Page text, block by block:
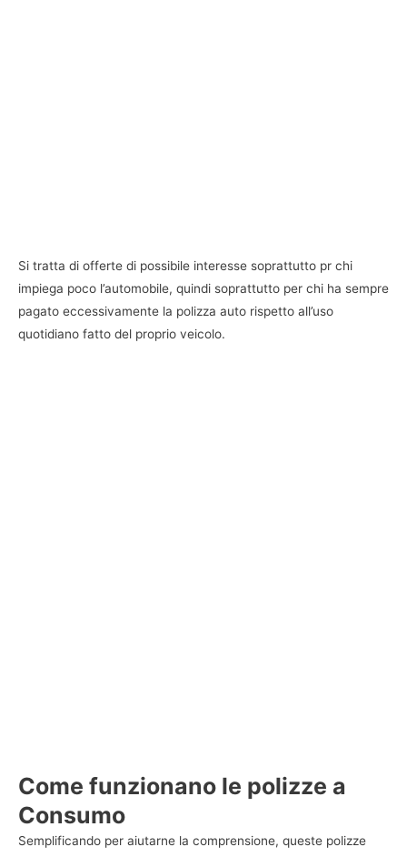
Si tratta di offerte di possibile interesse soprattutto pr chi
impiega poco l’automobile, quindi soprattutto per chi ha sempre
pagato eccessivamente la polizza auto rispetto all’uso
quotidiano fatto del proprio veicolo.
Come funzionano le polizze a
Consumo
Semplificando per aiutarne la comprensione, queste polizze